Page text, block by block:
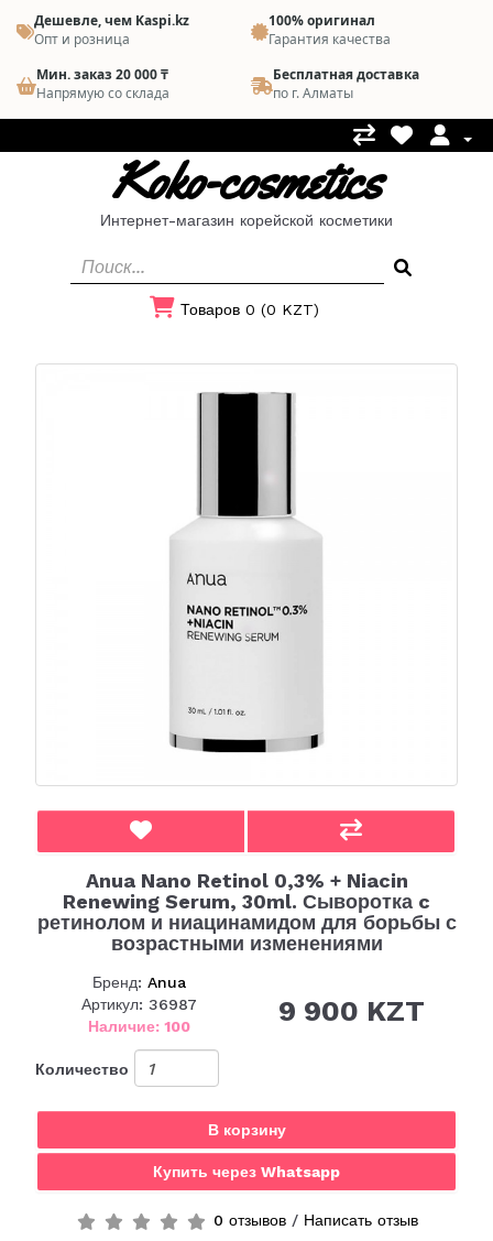
Дешевле, чем Kaspi.kz
Опт и розница
100% оригинал
Гарантия качества
Мин. заказ 20 000 ₸
Напрямую со склада
Бесплатная доставка
по г. Алматы
Koko-cosmetics
Интернет-магазин корейской косметики
Товаров 0 (0 KZT)
Anua Nano Retinol 0,3% + Niacin
Renewing Serum, 30ml. Сыворотка c
ретинолом и ниацинамидом для борьбы с
возрастными изменениями
Бренд: Anua
Артикул: 36987
Наличие: 100
9 900 KZT
Количество
В корзину
Купить через Whatsapp
0 отзывов/ Написать отзыв